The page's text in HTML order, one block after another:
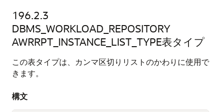
196.2.3
DBMS_WORKLOAD_REPOSITORY
AWRRPT_INSTANCE_LIST_TYPE表タイプ
この表タイプは、カンマ区切りリストのかわりに使用で
きます。
構文